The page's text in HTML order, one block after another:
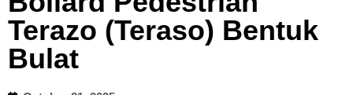
Terazo (Teraso) Bentuk
Bulat